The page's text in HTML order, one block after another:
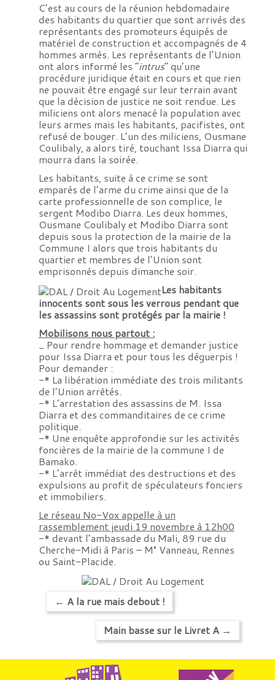
C’est au cours de la réunion hebdomadaire
des habitants du quartier que sont arrivés des
représentants des promoteurs équipés de
matériel de construction et accompagnés de 4
hommes armés. Les représentants de l’Union
ont alors informé les “intrus” qu’une
procédure juridique était en cours et que rien
ne pouvait être engagé sur leur terrain avant
que la décision de justice ne soit rendue. Les
miliciens ont alors menacé la population avec
leurs armes mais les habitants, pacifistes, ont
refusé de bouger. L’un des miliciens, Ousmane
Coulibaly, a alors tiré, touchant Issa Diarra qui
mourra dans la soirée.
Les habitants, suite à ce crime se sont
emparés de l’arme du crime ainsi que de la
carte professionnelle de son complice, le
sergent Modibo Diarra. Les deux hommes,
Ousmane Coulibaly et Modibo Diarra sont
depuis sous la protection de la mairie de la
Commune I alors que trois habitants du
quartier et membres de l’Union sont
emprisonnés depuis dimanche soir.
Les habitants
innocents sont sous les verrous pendant que
les assassins sont protégés par la mairie !
Mobilisons nous partout :
_ Pour rendre hommage et demander justice
pour Issa Diarra et pour tous les déguerpis !
Pour demander :
-* La libération immédiate des trois militants
de l’Union arrêtés.
-* L’arrestation des assassins de M. Issa
Diarra et des commanditaires de ce crime
politique.
-* Une enquête approfondie sur les activités
foncières de la mairie de la commune I de
Bamako.
-* L’arrêt immédiat des destructions et des
expulsions au profit de spéculateurs fonciers
et immobiliers.
Le réseau No-Vox appelle à un
rassemblement jeudi 19 novembre à 12h00
-* devant l’ambassade du Mali, 89 rue du
Cherche-Midi à Paris – M° Vanneau, Rennes
ou Saint-Placide.
← A la rue mais debout !
Main basse sur le Livret A →